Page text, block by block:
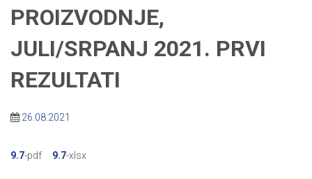
PROIZVODNJE,
JULI/SRPANJ 2021. PRVI
REZULTATI
26.08.2021
9.7-pdf 9.7-xlsx